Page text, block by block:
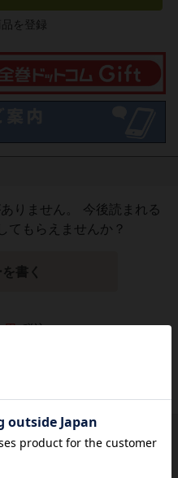
を登録
りません。 今後読まれる
てもらえませんか？
書く
円 税込